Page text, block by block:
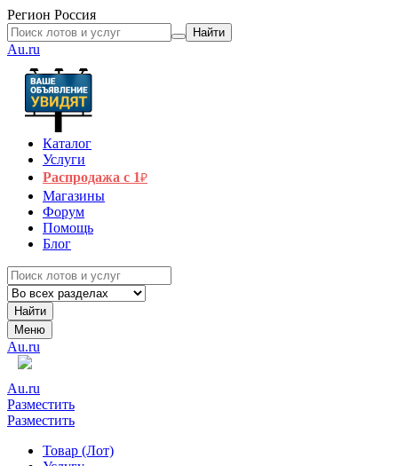
Регион Россия
Найти
Au.ru
Каталог
Услуги
Распродажа с 1₽
Магазины
Форум
Помощь
Блог
Найти
Меню
Au.ru
Au.ru
Разместить
Разместить
Товар (Лот)